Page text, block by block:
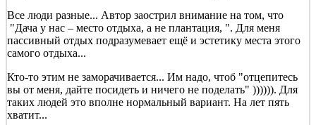
Все люди разные... Автор заострил внимание на том, что
"Дача у нас – место отдыха, а не плантация, ". Для меня
пассивный отдых подразумевает ещё и эстетику места этого
самого отдыха...
Кто-то этим не заморачивается... Им надо, чтоб "отцепитесь
вы от меня, дайте посидеть и ничего не поделать" )))))). Для
таких людей это вполне нормальный вариант. На лет пять
хватит...